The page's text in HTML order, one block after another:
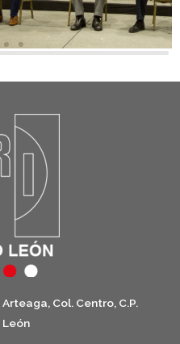
Col. Centro, C.P.
León